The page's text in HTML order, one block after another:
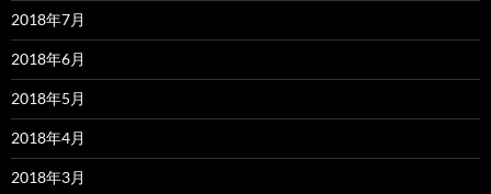
2018年7月
2018年6月
2018年5月
2018年4月
2018年3月